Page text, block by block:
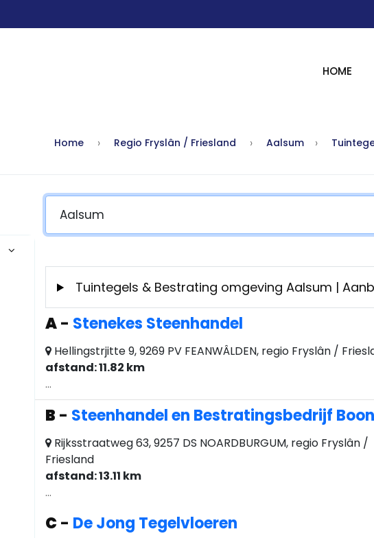
HOME
Home Regio Fryslân / Friesland Aalsum
Tuintegels & Bestrating omgeving Aalsum |
A- Stenekes Steenhandel
Hellingstrjitte 9, 9269 PV FEANWÂLDEN, regio Fryslân /
afstand: 11.82 km
...
B - Steenhandel en Bestratingsbedrijf
Rijksstraatweg 63, 9257 DS NOARDBURGUM, regio Fryslân /
Friesland
afstand: 13.11 km
...
C - De Jong Tegelvloeren